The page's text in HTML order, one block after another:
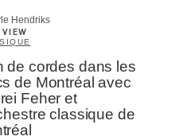
Hendriks
de cordes dans les
de Montréal avec
Feher et
classique de